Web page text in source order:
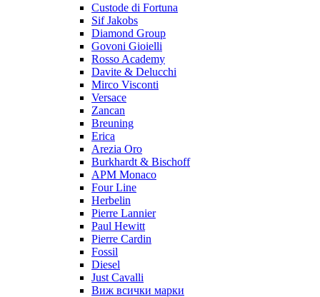
Custode di Fortuna
Sif Jakobs
Diamond Group
Govoni Gioielli
Rosso Academy
Davite & Delucchi
Mirco Visconti
Versace
Zancan
Breuning
Erica
Arezia Oro
Burkhardt & Bischoff
APM Monaco
Four Line
Herbelin
Pierre Lannier
Paul Hewitt
Pierre Cardin
Fossil
Diesel
Just Cavalli
Виж всички марки